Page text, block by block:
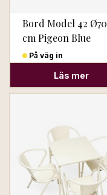
Bord Model 42 Ø70
cm Pigeon Blue
På väg in
Läs mer